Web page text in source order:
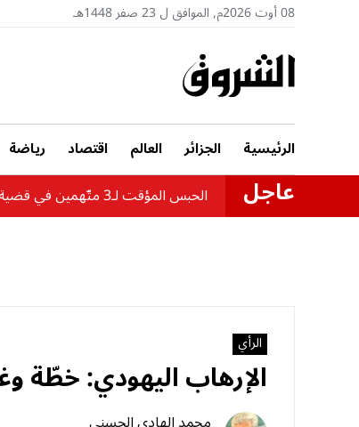
08 أوت 2026م, الموافق ل 23 صفر 1448هـ
الرئيسية الجزائر العالم اقتصاد رياضة
عاجل الحبس المؤقت لـ3 متّهمين في قضية حادث حافلة بومرداس
الرأي
الإرهاب اليهودي: خطّة